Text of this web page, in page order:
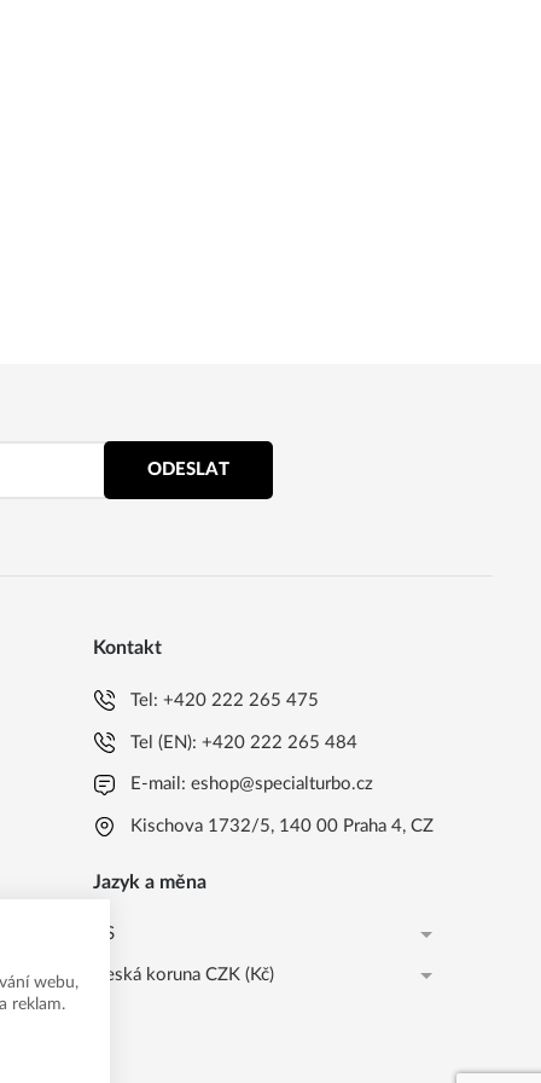
ODESLAT
Kontakt
Tel:+420 222 265 475
Tel (EN):+420 222 265 484
E-mail:eshop@specialturbo.cz
Kischova 1732/5, 140 00 Praha 4, CZ
Jazyk a měna
CS
CS
Česká koruna CZK (Kč)
webu,
reklam.